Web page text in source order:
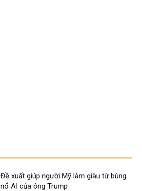
Đề xuất giúp người Mỹ làm giàu từ bùng
nổ AI của ông Trump